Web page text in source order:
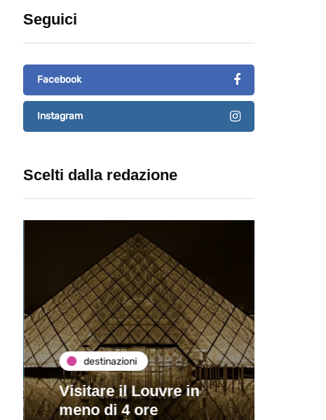
Seguici
Facebook
Instagram
Scelti dalla redazione
destinazioni
Visitare il Louvre in
meno di 4 ore